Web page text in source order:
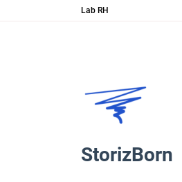
Lab RH
StorizBorn